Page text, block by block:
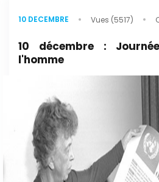
10 DECEMBRE Vues (5517)
10 décembre :
l'homme